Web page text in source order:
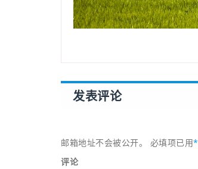
发表评论
邮箱地址不会被公开。 必填项已用*
评论